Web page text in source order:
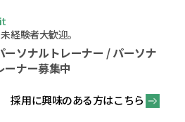
経験者大歓迎。
ーソナルトレーナー /パーソナ
ーナー募集中
採用に興味のある方はこちら